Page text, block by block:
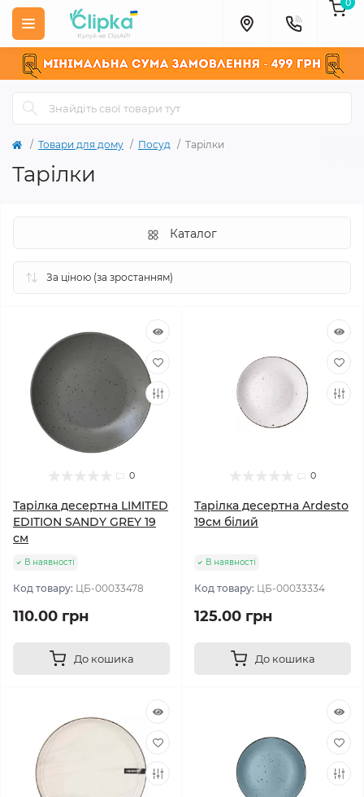
Товари для дому Посуд Тарілки
Тарілки
Каталог
0
Тарілка десертна LIMITED
EDITION SANDY GREY 19
см
В наявності
Код товару: ЦБ-00033478
110.00 грн
До кошика
0
Тарілка десертна Ardesto
19см білий
В наявності
Код товару: ЦБ-00033334
125.00 грн
До кошика